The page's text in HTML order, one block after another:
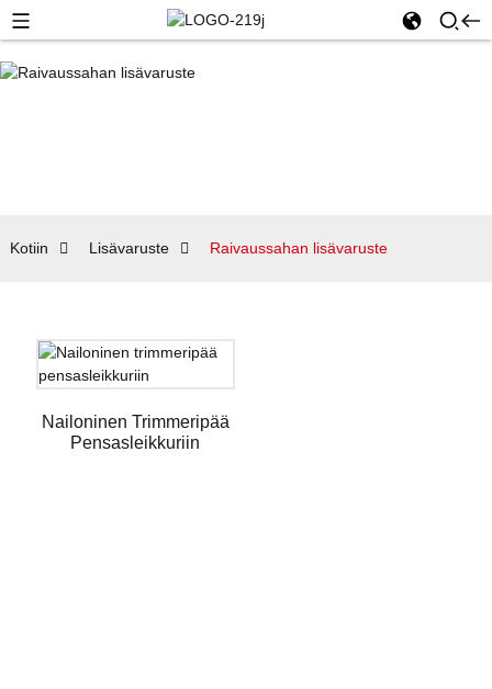
Kotiin Lisävaruste Raivaussahan lisävaruste
Nailoninen Trimmeripää
Pensasleikkuriin